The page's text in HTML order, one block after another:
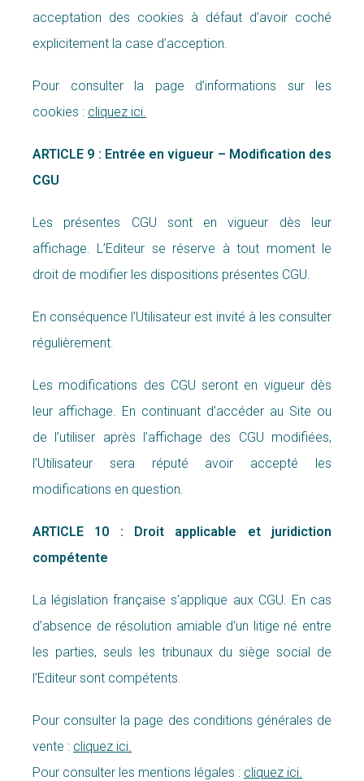
acceptation des cookies à défaut d’avoir coché
explicitement la case d’acception.
Pour consulter la page d’informations sur les
cookies : cliquez ici.
ARTICLE 9 : Entrée en vigueur – Modification des
CGU
Les présentes CGU sont en vigueur dès leur
affichage. L’Editeur se réserve à tout moment le
droit de modifier les dispositions présentes CGU.
En conséquence l’Utilisateur est invité à les consulter
régulièrement.
Les modifications des CGU seront en vigueur dès
leur affichage. En continuant d’accéder au Site ou
de l’utiliser après l’affichage des CGU modifiées,
l’Utilisateur sera réputé avoir accepté les
modifications en question.
ARTICLE 10 : Droit applicable et juridiction
compétente
La législation française s’applique aux CGU. En cas
d’absence de résolution amiable d’un litige né entre
les parties, seuls les tribunaux du siège social de
l’Editeur sont compétents.
Pour consulter la page des conditions générales de
vente : cliquez ici.
Pour consulter les mentions légales : cliquez ici.